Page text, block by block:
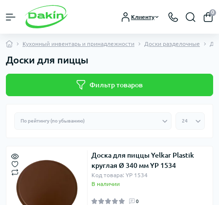
Клиенту
0
Кухонный инвентарь и принадлежности Доски разделочные
Доски для пиццы
Фильтр товаров
Доска для пиццы Yelkar Plastik
круглая Ø 340 мм YP 1534
Код товара: YP 1534
В наличии
0